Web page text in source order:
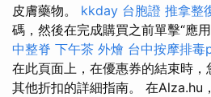
皮膚藥物。 kkday 台胞證 推拿整
碼，然後在完成購買之前單擊“應
中整脊 下午茶 外燴 台中按摩排毒
在此頁面上，在優惠券的結束時
其他折扣的詳細指南。 在Alza.hu